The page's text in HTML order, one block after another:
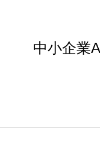
中小企業